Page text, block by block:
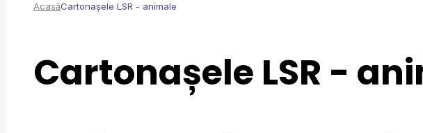
AcasăCartonașele LSR - animale
Cartonașele LSR -